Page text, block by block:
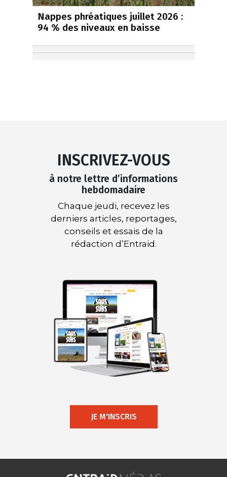
Nappes phréatiques juillet 2026 :
94 % des niveaux en baisse
INSCRIVEZ-VOUS
à notre lettre d’informations
hebdomadaire
Chaque jeudi, recevez les
derniers articles, reportages,
conseils et essais de la
rédaction d’Entraid.
JE M'INSCRIS